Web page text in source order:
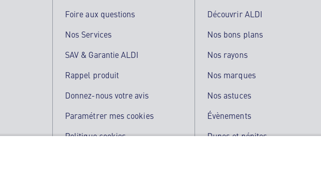
Foire aux questions
Nos Services
SAV & Garantie ALDI
Rappel produit
Donnez-nous votre avis
Paramétrer mes cookies
Politique cookies
Découvrir ALDI
Nos bons plans
Nos rayons
Nos marques
Nos astuces
Évènements
Dupes et pépites